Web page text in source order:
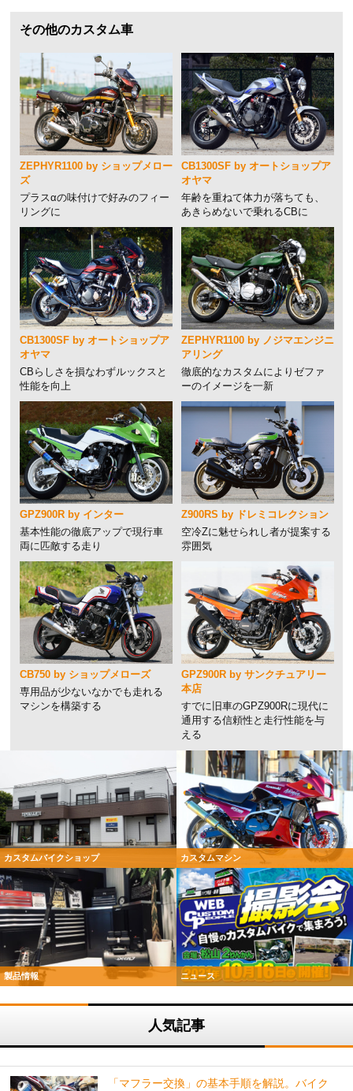
その他のカスタム車
ZEPHYR1100 by ショップメロー
ズ
プラスαの味付けで好みのフィー
リングに
CB1300SF by オートショップア
オヤマ
年齢を重ねて体力が落ちても、
あきらめないで乗れるCBに
CB1300SF by オートショップア
オヤマ
CBらしさを損なわずルックスと
性能を向上
ZEPHYR1100 by ノジマエンジニ
アリング
徹底的なカスタムによりゼファ
ーのイメージを一新
GPZ900R by インター
基本性能の徹底アップで現行車
両に匹敵する走り
Z900RS by ドレミコレクション
空冷Zに魅せられし者が提案する
雰囲気
CB750 by ショップメローズ
専用品が少ないなかでも走れる
マシンを構築する
GPZ900R by サンクチュアリー
本店
すでに旧車のGPZ900Rに現代に
通用する信頼性と走行性能を与
える
カスタムバイクショップ カスタムマシン
製品情報 ニュース
人気記事
「マフラー交換」の基本手順を解説。バイク